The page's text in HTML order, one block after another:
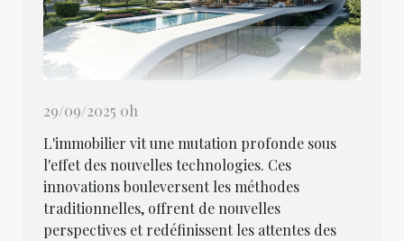
29/09/2025 0h
L'immobilier vit une mutation profonde sous
l'effet des nouvelles technologies. Ces
innovations bouleversent les méthodes
traditionnelles, offrent de nouvelles
perspectives et redéfinissent les attentes des